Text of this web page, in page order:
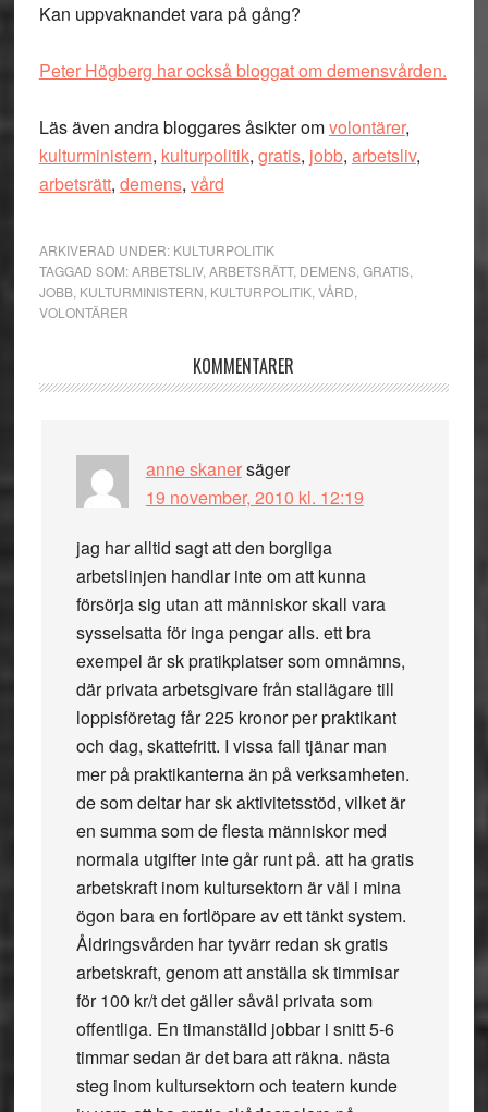
Kan uppvaknandet vara på gång?
Peter Högberg har också bloggat om demensvården.
Läs även andra bloggares åsikter omvolontärer,
kulturministern, kulturpolitik, gratis, jobb, arbetsliv,
arbetsrätt, demens, vård
ARKIVERAD UNDER: KULTURPOLITIK
TAGGAD SOM:ARBETSLIV, ARBETSRÄTT, DEMENS, GRATIS,
JOBB, KULTURMINISTERN KULTURPOLITIK, VÅRD
VOLONTÄRER
Läsarkommentarer
KOMMENTARER
anne skanersäger
19 november, 2010 kl. 12:19
jag har alltid sagt att den borgliga
arbetslinjen handlar inte om att kunna
försörja sig utan att människor skall vara
sysselsatta för inga pengar alls. ett bra
exempel är sk pratikplatser som omnämns,
där privata arbetsgivare från stallägare till
loppisföretag får 225 kronor per praktikant
och dag, skattefritt. I vissa fall tjänar man
mer på praktikanterna än på verksamheten.
de som deltar har sk aktivitetsstöd, vilket är
en summa som de flesta människor med
normala utgifter inte går runt på. att ha gratis
arbetskraft inom kultursektorn är väl i mina
ögon bara en fortlöpare av ett tänkt system.
Åldringsvården har tyvärr redan sk gratis
arbetskraft, genom att anställa sk timmisar
för 100 kr/t det gäller såväl privata som
offentliga. En timanställd jobbar i snitt 5-6
timmar sedan är det bara att räkna. nästa
steg inom kultursektorn och teatern kunde